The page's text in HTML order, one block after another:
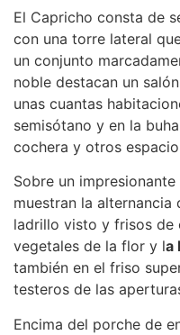
El Capricho consta de
con una torre lateral
un conjunto
noble destacan un
unas cuantas
semisótano y en la
cochera y otros
Sobre un
muestran la
ladrillo visto y frisos de
vegetales de la flor y la
también en el friso
testeros de las
Encima del porche de